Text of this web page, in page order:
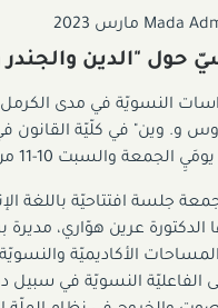
"الدين والجندر والدولة"-
النسويّة في مدى
و. وين" في كلّيّة القانون في
10-11 من آذار، وذلك للسنة الثانية.
جلسة افتتاحيّة باللغة
الدكتورة عرين هوّاري،
الأكاديميّة
الفاعليّة النسويّة في سبيل